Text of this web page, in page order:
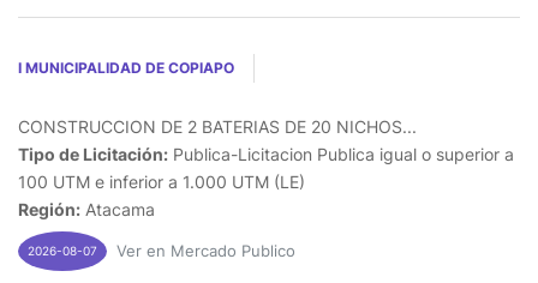
I MUNICIPALIDAD DE COPIAPO
CONSTRUCCION DE 2 BATERIAS DE 20 NICHOS...
Tipo de Licitación: Publica-Licitacion Publica igual o superior a
100 UTM e inferior a 1.000 UTM (LE)
Región: Atacama
2026-08-07 Ver en Mercado Publico